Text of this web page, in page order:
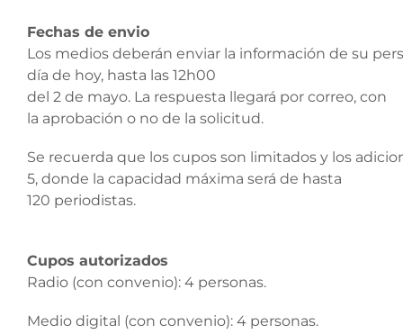
Fechas de envio
Los medios deberán enviar la información de su
día de hoy, hasta las 12h00
del 2 de mayo. La respuesta llegará por correo, con
la aprobación o no de la solicitud.
Se recuerda que los cupos son limitados y los
5, donde la capacidad máxima será de hasta
120 periodistas.
Cupos autorizados
Radio (con convenio): 4 personas.
Medio digital (con convenio): 4 personas.